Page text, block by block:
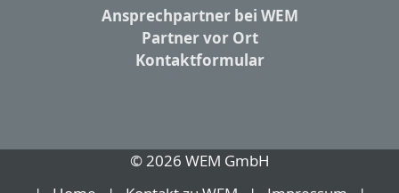
Ansprechpartner bei WEM
Partner vor Ort
Kontaktformular
© 2026 WEM GmbH